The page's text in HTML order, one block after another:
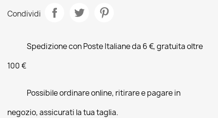
Condividi
Spedizione con Poste Italiane da 6 €, gratuita oltre
100 €
Possibile ordinare online, ritirare e pagare in
negozio, assicurati la tua taglia.